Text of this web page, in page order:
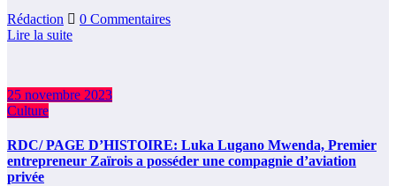
Rédaction
0 Commentaires
Lire la suite
25 novembre 2023
Culture
RDC/ PAGE D’HISTOIRE: Luka Lugano Mwenda, Premier
entrepreneur Zaïrois a posséder une compagnie d’aviation
privée